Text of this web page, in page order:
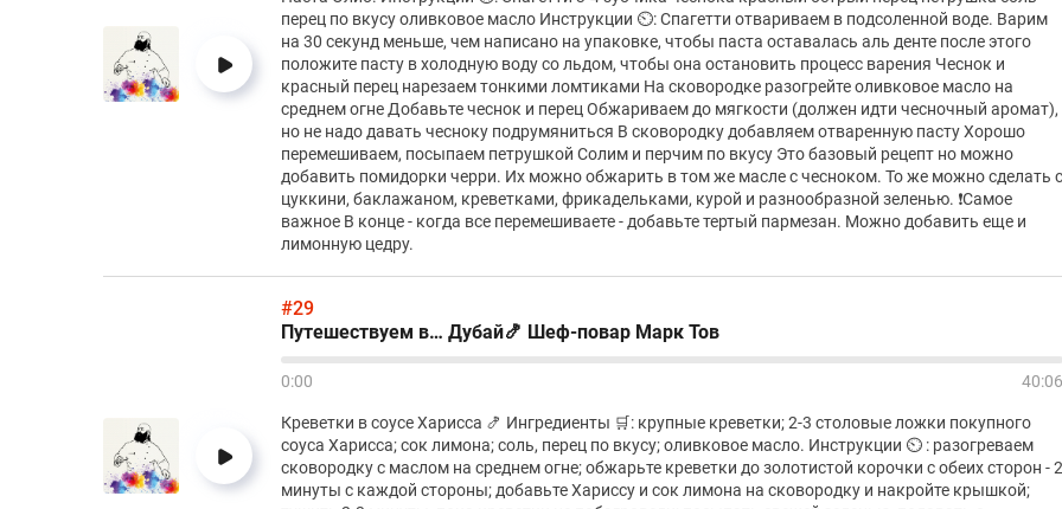
перец по вкусу оливковое масло Инструкции ⏲️: Спагетти отвариваем в подсоленной воде. Варим
на 30 секунд меньше, чем написано на упаковке, чтобы паста оставалась аль денте после этого
положите пасту в холодную воду со льдом, чтобы она остановить процесс варения Чеснок и
красный перец нарезаем тонкими ломтиками На сковородке разогрейте оливковое масло на
среднем огне Добавьте чеснок и перец Обжариваем до мягкости (должен идти чесночный аромат),
но не надо давать чесноку подрумяниться В сковородку добавляем отваренную пасту Хорошо
перемешиваем, посыпаем петрушкой Солим и перчим по вкусу Это базовый рецепт но можно
добавить помидорки черри. Их можно обжарить в том же масле с чесноком. То же можно сделать с
цуккини, баклажаном, креветками, фрикадельками, курой и разнообразной зеленью. ❗️Самое
важное В конце - когда все перемешиваете - добавьте тертый пармезан. Можно добавить еще и
лимонную цедру.
#29
Путешествуем в… Дубай🍤 Шеф-повар Марк Тов
0:00 40:06
Креветки в соусе Харисса 🍤 Ингредиенты 🛒: крупные креветки; 2-3 столовые ложки покупного
соуса Харисса; сок лимона; соль, перец по вкусу; оливковое масло. Инструкции ⏲️ : разогреваем
сковородку с маслом на среднем огне; обжарьте креветки до золотистой корочки с обеих сторон - 2
минуты с каждой стороны; добавьте Хариссу и сок лимона на сковородку и накройте крышкой;